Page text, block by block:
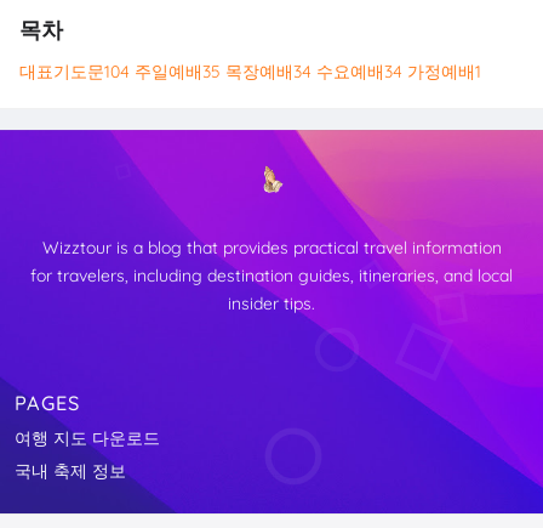
목차
대표기도문104 주일예배35 목장예배34 수요예배34 가정예배1
Wizztour is a blog that provides practical travel information
for travelers, including destination guides, itineraries, and local
insider tips.
PAGES
여행 지도 다운로드
국내 축제 정보